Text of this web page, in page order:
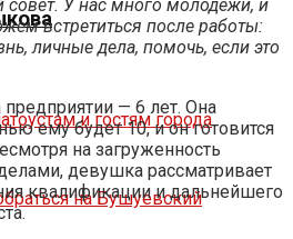
У нас много молодёжи, и
встретиться после работы:
личные дела, помочь, если это
— 6 лет. Она
ему будет 10, и он готовится
на загруженность
девушка рассматривает
квалификации и дальнейшего